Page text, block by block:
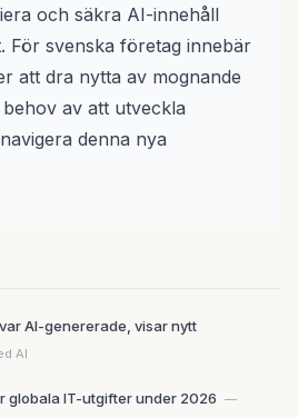
och säkra AI-innehåll
För svenska företag innebär
att dra nytta av mognande
av att utveckla
denna nya
AI-genererade, visar nytt
AI
globala IT-utgifter under 2026 —